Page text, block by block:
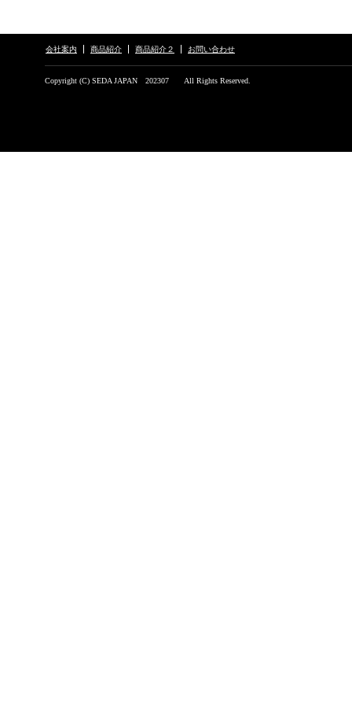
会社案内 商品紹介 商品紹介２ お問い合わせ
Copyright (C) SEDA JAPAN 202307 All Rights Reserved.